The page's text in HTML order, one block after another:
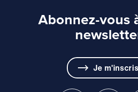
Abonnez-vous
Je m'inscris